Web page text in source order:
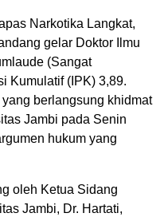
Narkotika Langkat,
gelar Doktor Ilmu
(Sangat
Kumulatif (IPK) 3,89.
berlangsung khidmat
Jambi pada Senin
hukum yang
oleh Ketua Sidang
Jambi, Dr. Hartati,